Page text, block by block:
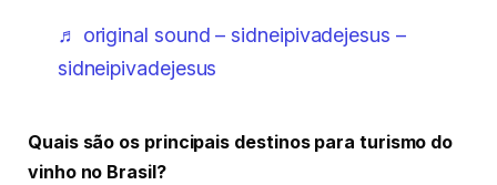
♬ original sound – sidneipivadejesus –
sidneipivadejesus
Quais são os principais destinos para turismo do
vinho no Brasil?